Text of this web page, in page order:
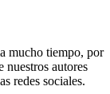
mucho tiempo, por
nuestros autores
redes sociales.